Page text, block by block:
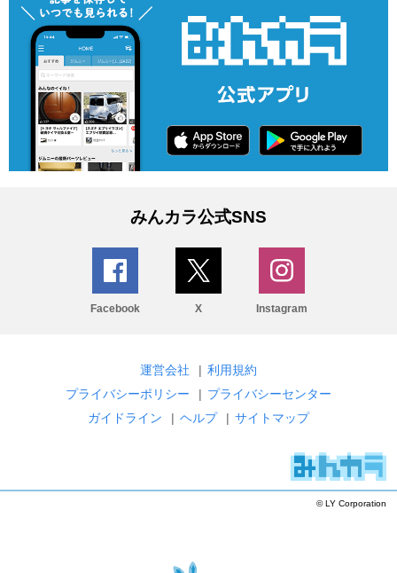
みんカラ公式SNS
Facebook X Instagram
運営会社 | 利用規約
プライバシーポリシー
| プライバシーセンター
ガイドライン
| ヘルプ | サイトマップ
© LY Corporation